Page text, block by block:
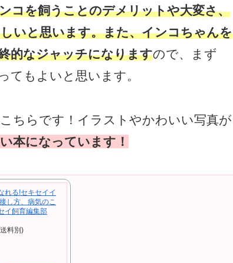
コを飼うことのデメリットや大変さ、
いと思います。また、インコちゃんを
的なジャッチになりますので、まず
てもよいと思います。
ちらです！イラストやかわいい写真が
本になっています！
れる!セキセイイ
し方、病気のこ
イ飼育編集部
料別)